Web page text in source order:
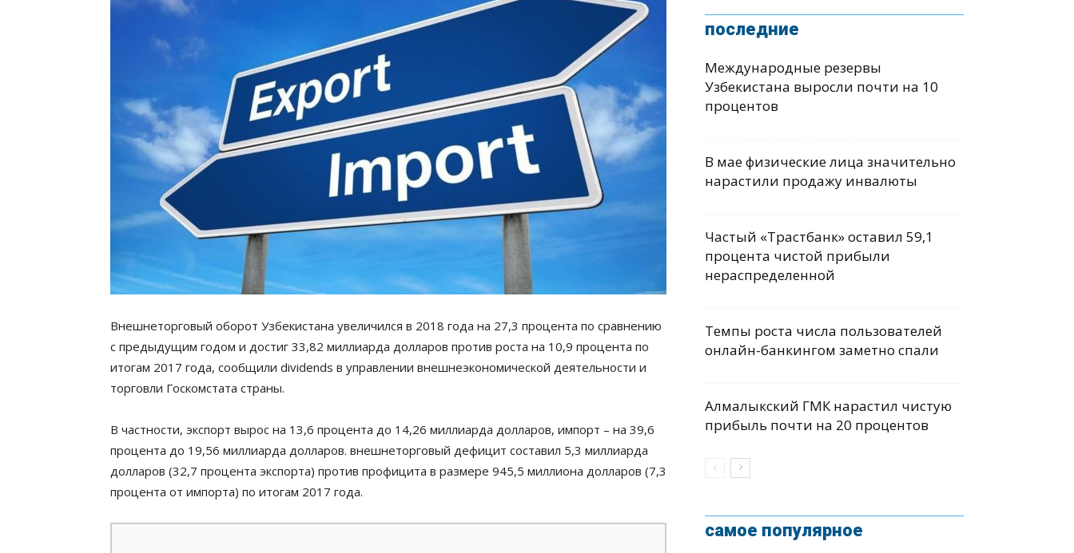
Внешнеторговый оборот Узбекистана увеличился в 2018 года на 27,3 процента по сравнению
с предыдущим годом и достиг 33,82 миллиарда долларов против роста на 10,9 процента по
итогам 2017 года, сообщили dividends в управлении внешнеэкономической деятельности и
торговли Госкомстата страны.
В частности, экспорт вырос на 13,6 процента до 14,26 миллиарда долларов, импорт – на 39,6
процента до 19,56 миллиарда долларов. внешнеторговый дефицит составил 5,3 миллиарда
долларов (32,7 процента экспорта) против профицита в размере 945,5 миллиона долларов (7,3
процента от импорта) по итогам 2017 года.
последние
Международные резервы
Узбекистана выросли почти на 10
процентов
В мае физические лица значительно
нарастили продажу инвалюты
Частый «Трастбанк» оставил 59,1
процента чистой прибыли
нераспределенной
Темпы роста числа пользователей
онлайн-банкингом заметно спали
Алмалыкский ГМК нарастил чистую
прибыль почти на 20 процентов
самое популярное